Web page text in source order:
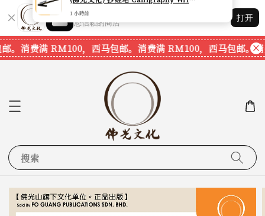
Shopping: 追踪您的订单
您信赖的商店
打开
消费满 RM100，西马包邮。消费满 RM100，西马包邮。消
搜索